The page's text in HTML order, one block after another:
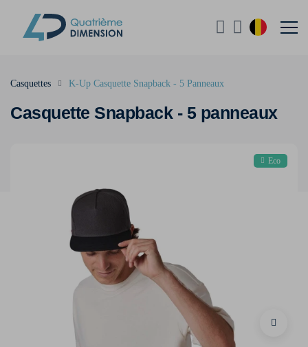
Casquette Snapback - 5 panneaux
Casquettes K-Up Casquette Snapback - 5 Panneaux
Eco